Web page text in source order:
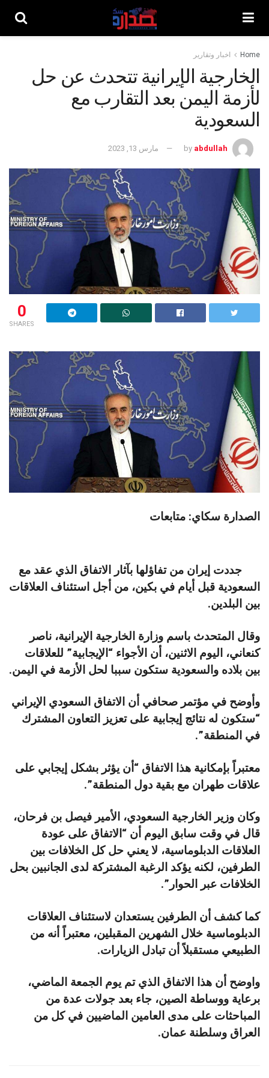
Home اخبار وتقارير
الخارجية الإيرانية تتحدث عن حل
لأزمة اليمن بعد التقارب مع
السعودية
by abdullah مارس 13, 2023
0
SHARES
الصدارة سكاي: متابعات
جددت إيران من تفاؤلها بآثار الاتفاق الذي عقد مع
السعودية قبل أيام في بكين، من أجل استئناف العلاقات
بين البلدين.
وقال المتحدث باسم وزارة الخارجية الإيرانية، ناصر
كنعاني، اليوم الاثنين، أن الأجواء “الإيجابية” للعلاقات
بين بلاده والسعودية ستكون سببا لحل الأزمة في اليمن.
وأوضح في مؤتمر صحافي أن الاتفاق السعودي الإيراني
“ستكون له نتائج إيجابية على تعزيز التعاون المشترك
في المنطقة”.
معتبراً بإمكانية هذا الاتفاق “أن يؤثر بشكل إيجابي على
علاقات طهران مع بقية دول المنطقة”.
وكان وزير الخارجية السعودي، الأمير فيصل بن فرحان،
قال في وقت سابق اليوم أن “الاتفاق على عودة
العلاقات الدبلوماسية، لا يعني حل كل الخلافات بين
الطرفين، لكنه يؤكد الرغبة المشتركة لدى الجانبين بحل
الخلافات عبر الحوار”.
كما كشف أن الطرفين يستعدان لاستئناف العلاقات
الدبلوماسية خلال الشهرين المقبلين، معتبراً أنه من
الطبيعي مستقبلاً أن تبادل الزيارات.
واوضح أن هذا الاتفاق الذي تم يوم الجمعة الماضي،
برعاية ووساطة الصين، جاء بعد جولات عدة من
المباحثات على مدى العامين الماضيين في كل من
العراق وسلطنة عمان.